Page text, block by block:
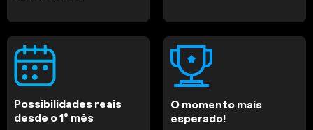
Possibilidades reais
desde o 1º mês
O momento mais
esperado!